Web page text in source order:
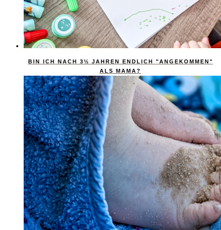
BIN ICH NACH 3½ JAHREN ENDLICH "ANGEKOMMEN"
ALS MAMA?